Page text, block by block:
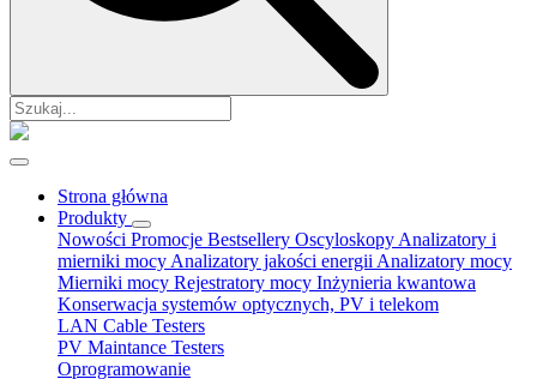
Strona główna
Produkty
Nowości Promocje Bestsellery Oscyloskopy Analizatory i
mierniki mocy Analizatory jakości energii Analizatory mocy
Mierniki mocy Rejestratory mocy Inżynieria kwantowa
Konserwacja systemów optycznych, PV i telekom
LAN Cable Testers
PV Maintance Testers
Oprogramowanie